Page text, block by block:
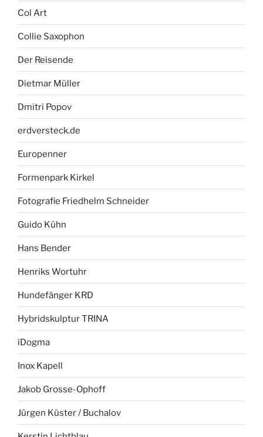
Col Art
Collie Saxophon
Der Reisende
Dietmar Müller
Dmitri Popov
erdversteck.de
Europenner
Formenpark Kirkel
Fotografie Friedhelm Schneider
Guido Kühn
Hans Bender
Henriks Wortuhr
Hundefänger KRD
Hybridskulptur TRINA
iDogma
Inox Kapell
Jakob Grosse-Ophoff
Jürgen Küster / Buchalov